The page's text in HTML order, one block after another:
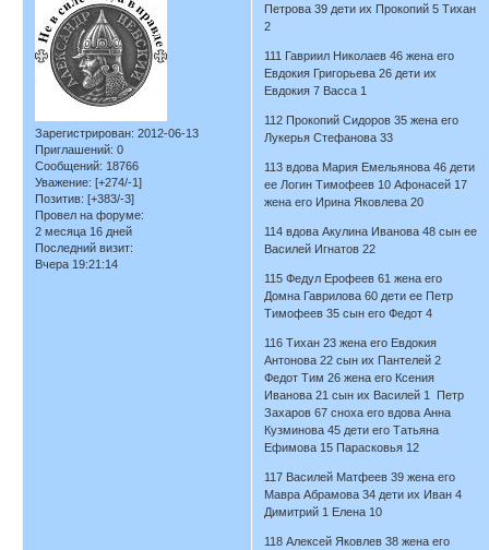
Зарегистрирован: 2012-06-13
Приглашений: 0
Сообщений: 18766
Уважение: [+274/-1]
Позитив: [+383/-3]
Провел на форуме:
2 месяца 16 дней
Последний визит:
Вчера 19:21:14
Петрова 39 дети их Прокопий 5 Тихан
2
111 Гавриил Николаев 46 жена его
Евдокия Григорьева 26 дети их
Евдокия 7 Васса 1
112 Прокопий Сидоров 35 жена его
Лукерья Стефанова 33
113 вдова Мария Емельянова 46 дети
ее Логин Тимофеев 10 Афонасей 17
жена его Ирина Яковлева 20
114 вдова Акулина Иванова 48 сын ее
Василей Игнатов 22
115 Федул Ерофеев 61 жена его
Домна Гаврилова 60 дети ее Петр
Тимофеев 35 сын его Федот 4
116 Тихан 23 жена его Евдокия
Антонова 22 сын их Пантелей 2
Федот Тим 26 жена его Ксения
Иванова 21 сын их Василей 1 Петр
Захаров 67 сноха его вдова Анна
Кузминова 45 дети его Татьяна
Ефимова 15 Парасковья 12
117 Василей Матфеев 39 жена его
Мавра Абрамова 34 дети их Иван 4
Димитрий 1 Елена 10
118 Алексей Яковлев 38 жена его